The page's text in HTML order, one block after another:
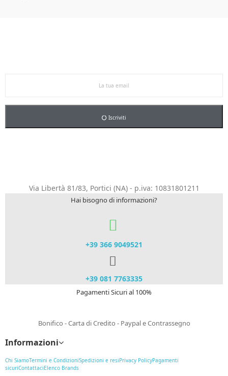
Iscriviti
Via Libertà 81/83, Portici (NA) - p.iva: 10831801211
Hai bisogno di informazioni?
+39 366 9049521​
+39 081 7763335
Pagamenti Sicuri al 100%
Bonifico - Carta di Credito - Paypal e Contrassegno
Informazioni
Chi SiamoTermini e CondizioniSpedizioni e resiPrivacy PolicyPagamenti
sicuriContattaciElenco Brands